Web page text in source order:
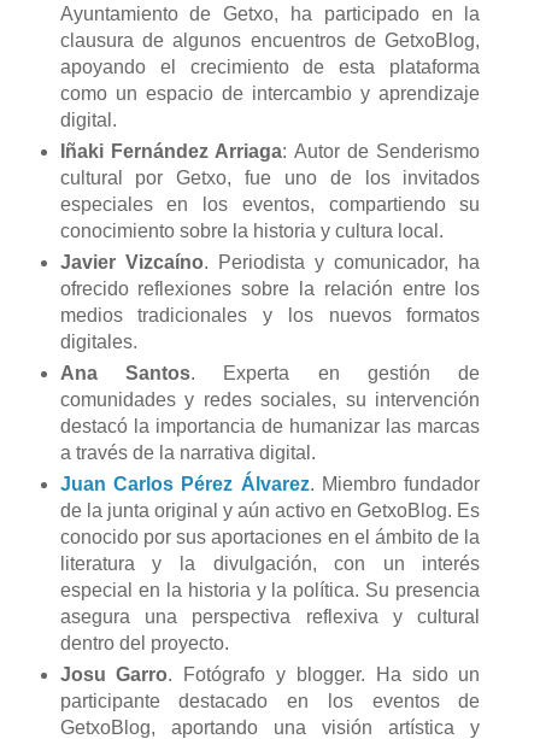
Ayuntamiento de Getxo, ha participado en la
clausura de algunos encuentros de GetxoBlog,
apoyando el crecimiento de esta plataforma
como un espacio de intercambio y aprendizaje
digital.
Iñaki Fernández Arriaga: Autor de Senderismo
cultural por Getxo, fue uno de los invitados
especiales en los eventos, compartiendo su
conocimiento sobre la historia y cultura local.
Javier Vizcaíno. Periodista y comunicador, ha
ofrecido reflexiones sobre la relación entre los
medios tradicionales y los nuevos formatos
digitales.
Ana Santos. Experta en gestión de
comunidades y redes sociales, su intervención
destacó la importancia de humanizar las marcas
a través de la narrativa digital.
Juan Carlos Pérez Álvarez. Miembro fundador
de la junta original y aún activo en GetxoBlog. Es
conocido por sus aportaciones en el ámbito de la
literatura y la divulgación, con un interés
especial en la historia y la política. Su presencia
asegura una perspectiva reflexiva y cultural
dentro del proyecto.
Josu Garro. Fotógrafo y blogger. Ha sido un
participante destacado en los eventos de
GetxoBlog, aportando una visión artística y